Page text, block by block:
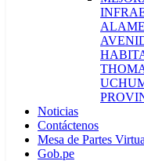
Noticias
Contáctenos
Mesa de Partes
Gob.pe